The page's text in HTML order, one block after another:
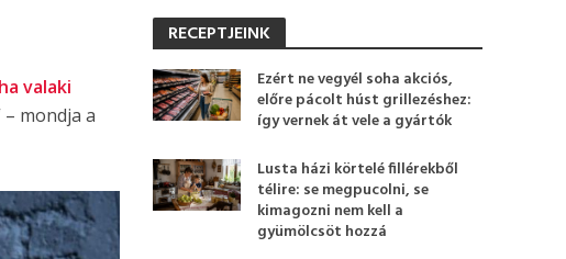
ha valaki
– mondja a
RECEPTJEINK
Ezért ne vegyél soha akciós,
előre pácolt húst grillezéshez:
így vernek át vele a gyártók
Lusta házi körtelé fillérekből
télire: se megpucolni, se
kimagozni nem kell a
gyümölcsöt hozzá